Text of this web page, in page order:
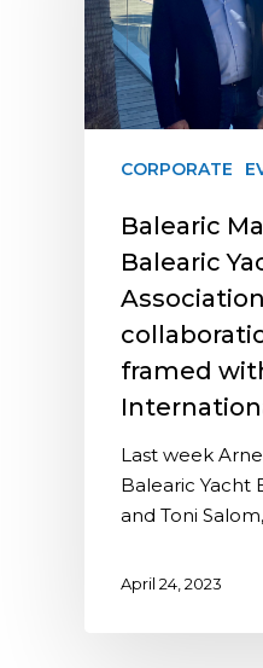
CORPORATE
Balearic
Balearic
framed
Last week
Balearic Yacht
and Toni
April 24, 2023